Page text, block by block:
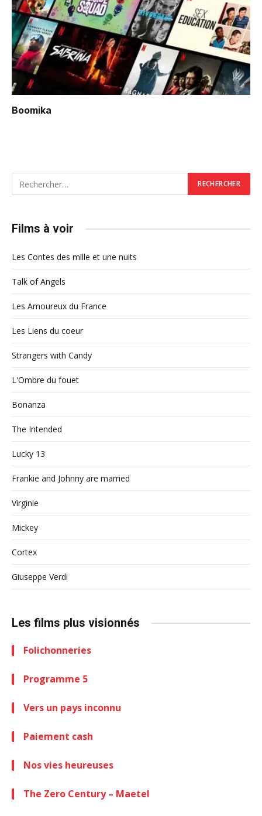
Boomika
Films à voir
Les Contes des mille et une nuits
Talk of Angels
Les Amoureux du France
Les Liens du coeur
Strangers with Candy
L'Ombre du fouet
Bonanza
The Intended
Lucky 13
Frankie and Johnny are married
Virginie
Mickey
Cortex
Giuseppe Verdi
Les films plus visionnés
Folichonneries
Programme 5
Vers un pays inconnu
Paiement cash
Nos vies heureuses
The Zero Century – Maetel